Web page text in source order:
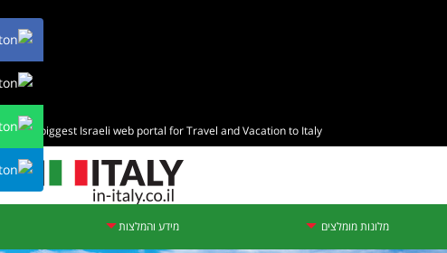
The biggest Israeli web portal for Travel and Vacation to Italy
מלונות מומלצים מידע והמלצות